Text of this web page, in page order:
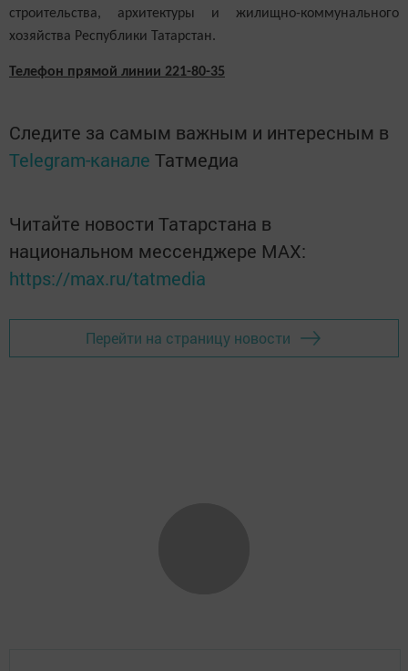
строительства, архитектуры и жилищно-коммунального
хозяйства Республики Татарстан.
Телефон прямой линии 221-80-35
Следите за самым важным и интересным в
Telegram-канале Татмедиа
Читайте новости Татарстана в
национальном мессенджере MАХ:
https://max.ru/tatmedia
Перейти на страницу новости